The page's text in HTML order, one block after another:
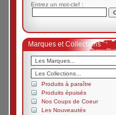
Entrez un mot-clef :
Marques et Collections
Produits à paraître
Produits épuisés
Nos Coups de Coeur
Les Nouveautés